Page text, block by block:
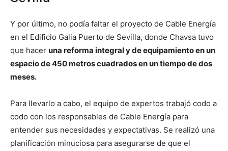
Y por último, no podía faltar el proyecto de Cable Energía
en el Edificio Galia Puerto de Sevilla, donde Chavsa tuvo
que hacer una reforma integral y de equipamiento en un
espacio de 450 metros cuadrados en un tiempo de dos
meses.
Para llevarlo a cabo, el equipo de expertos trabajó codo a
codo con los responsables de Cable Energía para
entender sus necesidades y expectativas. Se realizó una
planificación minuciosa para asegurarse de que el